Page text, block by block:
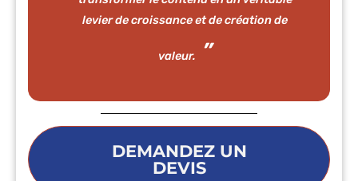
levier de croissance et de création de
valeur.
DEMANDEZ UN
DEVIS